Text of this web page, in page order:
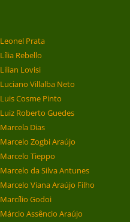
Leonel Prata
Lília Rebello
Lilian Lovisi
Luciano Villalba Neto
Luis Cosme Pinto
Luiz Roberto Guedes
Marcela Dias
Marcelo Zogbi Araújo
Marcelo Tieppo
Marcelo da Silva Antunes
Marcelo Viana Araújo Filho
Marcílio Godoi
Márcio Assêncio Araújo